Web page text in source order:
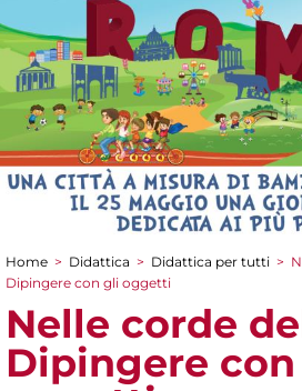
Tu sei qui
Home > Didattica > Didattica per tutti >
Dipingere con gli oggetti
Nelle corde
Dipingere